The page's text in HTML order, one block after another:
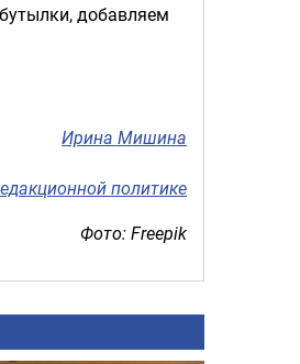
добавляем
Ирина Мишина
политике
Фото: Freepik